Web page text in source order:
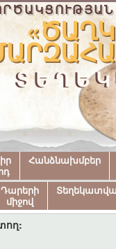
Հանձնախմբեր
Դարերի
միջով